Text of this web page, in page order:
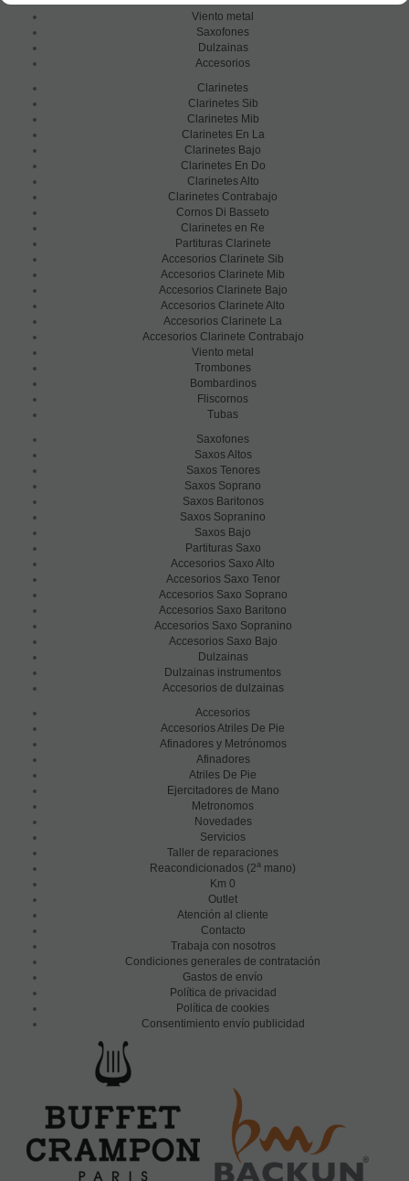
Viento metal
Saxofones
Dulzainas
Accesorios
Clarinetes
Clarinetes Sib
Clarinetes Mib
Clarinetes En La
Clarinetes Bajo
Clarinetes En Do
Clarinetes Alto
Clarinetes Contrabajo
Cornos Di Basseto
Clarinetes en Re
Partituras Clarinete
Accesorios Clarinete Sib
Accesorios Clarinete Mib
Accesorios Clarinete Bajo
Accesorios Clarinete Alto
Accesorios Clarinete La
Accesorios Clarinete Contrabajo
Viento metal
Trombones
Bombardinos
Fliscornos
Tubas
Saxofones
Saxos Altos
Saxos Tenores
Saxos Soprano
Saxos Baritonos
Saxos Sopranino
Saxos Bajo
Partituras Saxo
Accesorios Saxo Alto
Accesorios Saxo Tenor
Accesorios Saxo Soprano
Accesorios Saxo Baritono
Accesorios Saxo Sopranino
Accesorios Saxo Bajo
Dulzainas
Dulzainas instrumentos
Accesorios de dulzainas
Accesorios
Accesorios Atriles De Pie
Afinadores y Metrónomos
Afinadores
Atriles De Pie
Ejercitadores de Mano
Metronomos
Novedades
Servicios
Taller de reparaciones
Reacondicionados (2a mano)
Km 0
Outlet
Atención al cliente
Contacto
Trabaja con nosotros
Condiciones generales de contratación
Gastos de envío
Política de privacidad
Política de cookies
Consentimiento envío publicidad